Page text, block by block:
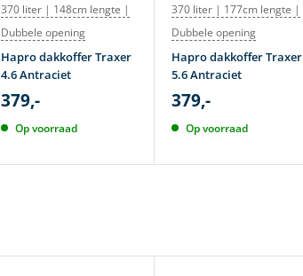
370 liter | 148cm lengte |
Dubbele opening
Hapro dakkoffer Traxer
4.6 Antraciet
379,-
Op voorraad
370 liter | 177cm lengte |
Dubbele opening
Hapro dakkoffer Traxer
5.6 Antraciet
379,-
Op voorraad